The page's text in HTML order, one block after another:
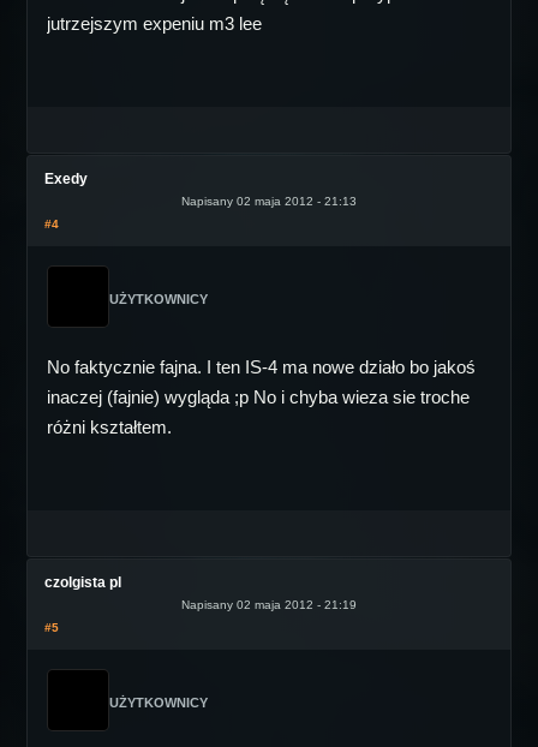
jutrzejszym expeniu m3 lee
Exedy
Napisany 02 maja 2012 - 21:13
#4
UŻYTKOWNICY
No faktycznie fajna. I ten IS-4 ma nowe działo bo jakoś
inaczej (fajnie) wygląda ;p No i chyba wieza sie troche
różni kształtem.
czolgista pl
Napisany 02 maja 2012 - 21:19
#5
UŻYTKOWNICY